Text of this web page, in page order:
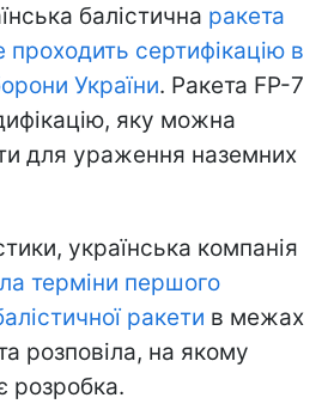
балістична ракета
проходить сертифікацію в
України. Ракета FP-7
яку можна
для ураження наземних
українська компанія
терміни першого
ракети в межах
розповіла, на якому
розробка.